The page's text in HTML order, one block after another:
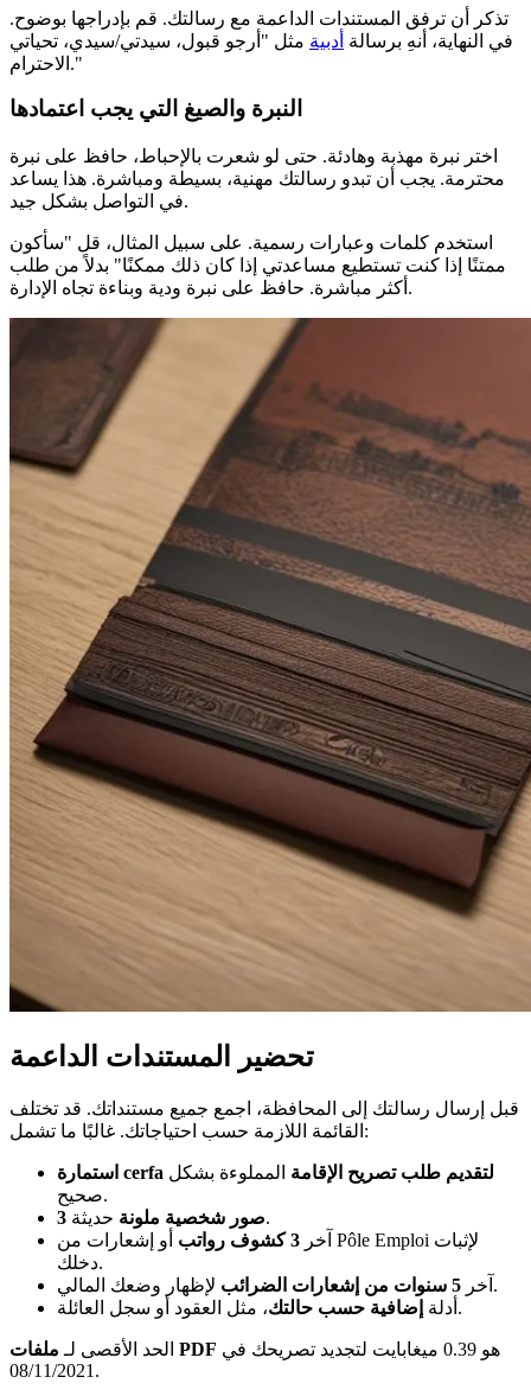
تذكر أن ترفق المستندات الداعمة مع رسالتك. قم بإدراجها بوضوح.
في النهاية، أنهِ برسالة أدبية مثل "أرجو قبول، سيدتي/سيدي، تحياتي
الاحترام."
النبرة والصيغ التي يجب اعتمادها
اختر نبرة مهذبة وهادئة. حتى لو شعرت بالإحباط، حافظ على نبرة
محترمة. يجب أن تبدو رسالتك مهنية، بسيطة ومباشرة. هذا يساعد
في التواصل بشكل جيد.
استخدم كلمات وعبارات رسمية. على سبيل المثال، قل "سأكون
ممتنًا إذا كنت تستطيع مساعدتي إذا كان ذلك ممكنًا" بدلاً من طلب
أكثر مباشرة. حافظ على نبرة ودية وبناءة تجاه الإدارة.
تحضير المستندات الداعمة
قبل إرسال رسالتك إلى المحافظة، اجمع جميع مستنداتك. قد تختلف
القائمة اللازمة حسب احتياجاتك. غالبًا ما تشمل:
استمارة cerfa لتقديم طلب تصريح الإقامة المملوءة بشكل
صحيح.
3 صور شخصية ملونةحديثة.
آخر 3 كشوف رواتب
أو إشعارات من Pôle Emploi لإثبات
دخلك.
آخر 5 سنوات من إشعارات الضرائب
لإظهار وضعك المالي.
أدلة إضافية حسب حالتك ، مثل العقود أو سجل العائلة.
الحد الأقصى لـ ملفات PDF
08/11/2021.